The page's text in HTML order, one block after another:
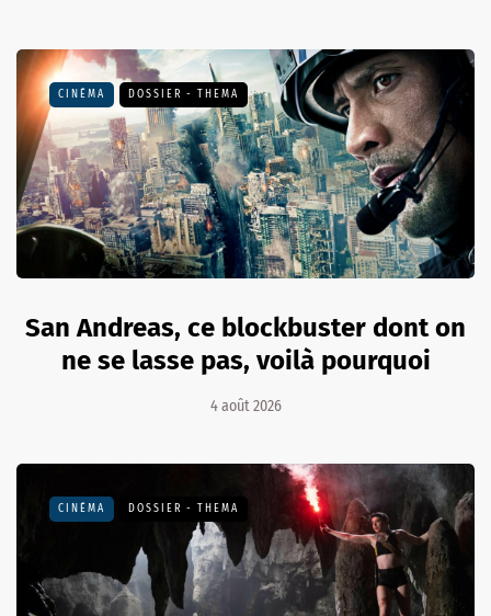
CINÉMA DOSSIER - THEMA
San Andreas, ce blockbuster dont on
ne se lasse pas, voilà pourquoi
4 août 2026
CINÉMA DOSSIER - THEMA